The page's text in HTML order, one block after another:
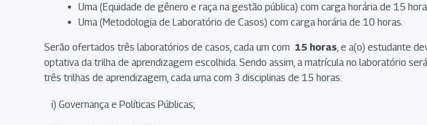
Uma (Equidade de gênero e raça na gestão pública) com carga horária de 15
Uma (Metodologia de Laboratório de Casos) com carga horária de 10 horas.
Serão ofertados três laboratórios de casos, cada um com 15 horas, e a(o) estudante
optativa da trilha de aprendizagem escolhida. Sendo assim, a matrícula no laboratório
três trilhas de aprendizagem, cada uma com 3 disciplinas de 15 horas:
i) Governança e Políticas Públicas;